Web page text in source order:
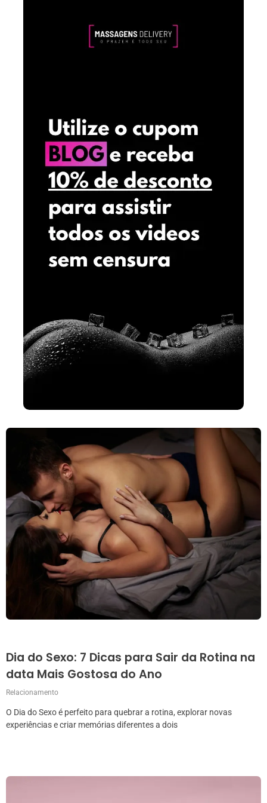
Dia do Sexo: 7 Dicas para Sair da Rotina na
data Mais Gostosa do Ano
Relacionamento
O Dia do Sexo é perfeito para quebrar a rotina, explorar novas
experiências e criar memórias diferentes a dois